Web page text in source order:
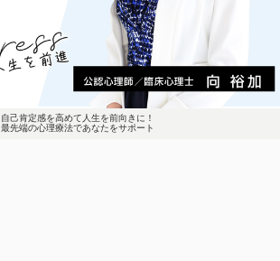
自己肯定感を高めて人生を前向きに！
最先端の心理療法であなたをサポート